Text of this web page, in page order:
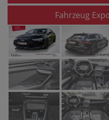
Fahrzeug